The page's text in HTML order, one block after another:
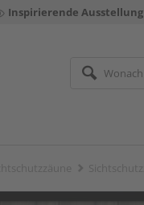
Inspirierende Ausstellung